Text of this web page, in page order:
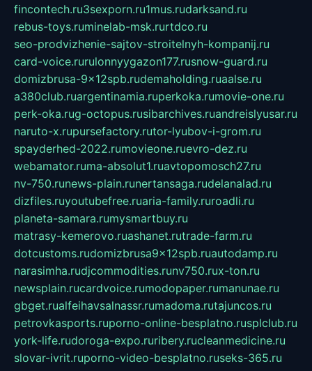
fincontech.ru3sexporn.ru1mus.rudarksand.ru
rebus-toys.ruminelab-msk.rurtdco.ru
seo-prodvizhenie-sajtov-stroitelnyh-kompanij.ru
card-voice.rurulonnyygazon177.rusnow-guard.ru
domizbrusa-9x12spb.rudemaholding.ruaalse.ru
a380club.ruargentinamia.ruperkoka.rumovie-one.ru
perk-oka.rug-octopus.rusibarchives.ruandreislyusar.ru
naruto-x.rupursefactory.rutor-lyubov-i-grom.ru
spayderhed-2022.rumovieone.ruevro-dez.ru
webamator.ruma-absolut1.ruavtopomosch27.ru
nv-750.runews-plain.runertansaga.rudelanalad.ru
dizfiles.ruyoutubefree.ruaria-family.ruroadli.ru
planeta-samara.rumysmartbuy.ru
matrasy-kemerovo.ruashanet.rutrade-farm.ru
dotcustoms.rudomizbrusa9x12spb.ruautodamp.ru
narasimha.rudjcommodities.runv750.rux-ton.ru
newsplain.rucardvoice.rumodopaper.rumanunae.ru
gbget.rualfeihavsalnassr.rumadoma.rutajuncos.ru
petrovkasports.ruporno-online-besplatno.rusplclub.ru
york-life.rudoroga-expo.ruribery.rucleanmedicine.ru
slovar-ivrit.ruporno-video-besplatno.ruseks-365.ru